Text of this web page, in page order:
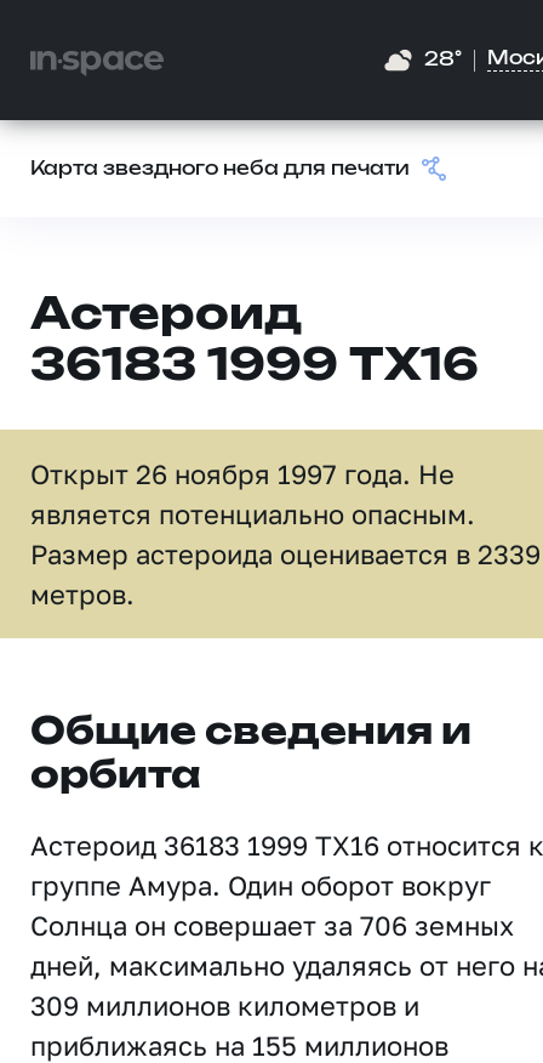
28°
Карта звездного неба для печати
Астероид
36183 1999 TX16
Открыт 26 ноября 1997 года. Не
является потенциально опасным.
Размер астероида оценивается в 2339
метров.
Общие сведения и
орбита
Астероид 36183 1999 TX16 относится к
группе Амура. Один оборот вокруг
Солнца он совершает за 706 земных
дней, максимально удаляясь от него
309 миллионов километров и
приближаясь на 155 миллионов